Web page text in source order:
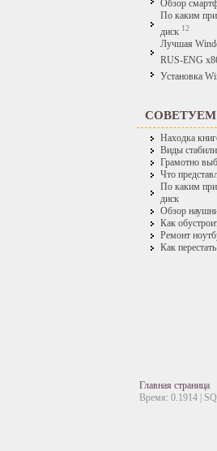
Обзор
По каким
диск 12
Лучшая
RUS-ENG
Установка
Находка
Виды
Грамотно
Что
По каким
диск
Обзор
Как
Ремонт
Как
Главная страница
Время: 0.1914 |